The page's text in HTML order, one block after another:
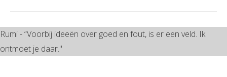
Rumi - “Voorbij ideeën over goed en fout, is er een veld. Ik
ontmoet je daar."